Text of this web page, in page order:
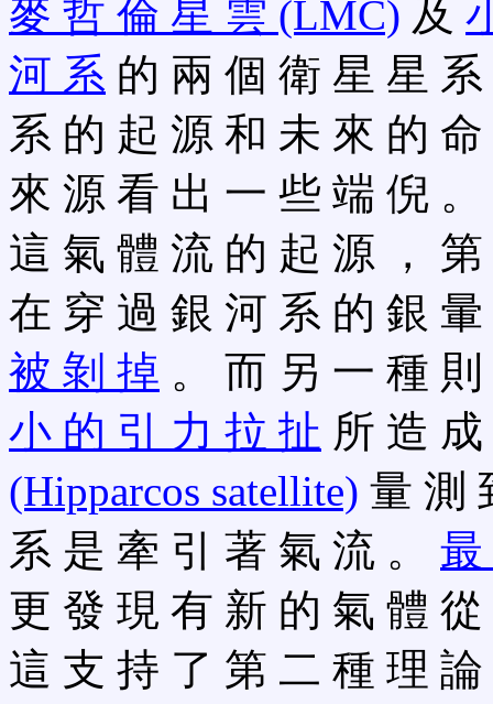
麥 哲 倫 星 雲 (LMC) 及
河 系 的 兩 個 衛 星 星
系 的 起 源 和 未 來 的
來 源 看 出 一 些 端 倪
這 氣 體 流 的 起 源 ，
在 穿 過 銀 河 系 的 銀
被 剝 掉 。 而 另 一 種
小 的 引 力 拉 扯 所 造
(Hipparcos satellite) 量 測
系 是 牽 引 著 氣 流 。 最
更 發 現 有 新 的 氣 體
這 支 持 了 第 二 種 理